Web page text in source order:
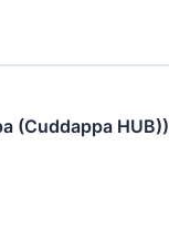
(Cuddappa HUB))